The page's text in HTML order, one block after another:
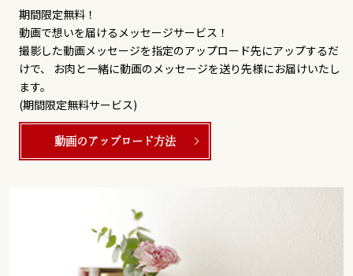
期間限定無料！
動画で想いを届けるメッセージサービス！
撮影した動画メッセージを指定のアップロード先にアップするだ
けで、 お肉と一緒に動画のメッセージを送り先様にお届けいたし
ます。
(期間限定無料サービス)
動画のアップロード方法